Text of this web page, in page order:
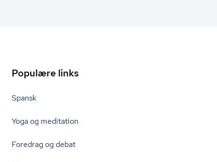
Populære links
Spansk
Yoga og meditation
Foredrag og debat